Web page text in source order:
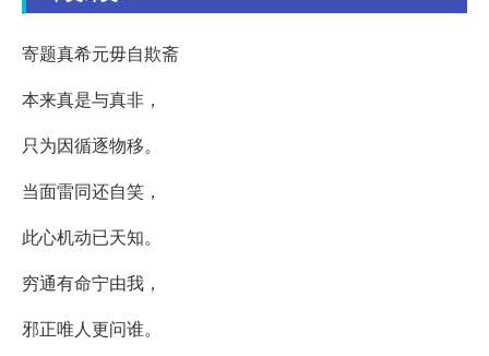
寄题真希元毋自欺斋
本来真是与真非，
只为因循逐物移。
当面雷同还自笑，
此心机动已天知。
穷通有命宁由我，
邪正唯人更问谁。